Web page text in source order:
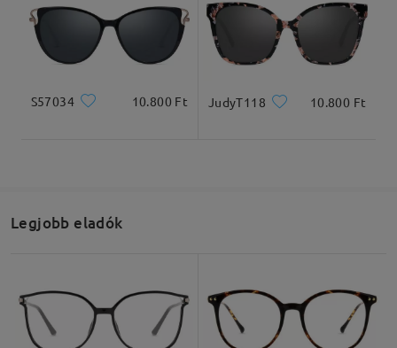
S57034 10.800 Ft JudyT118 10.800 Ft
Legjobb eladók